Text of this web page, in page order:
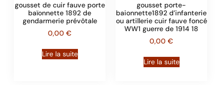
gousset de cuir fauve porte
baïonnette 1892 de
gendarmerie prévôtale
0,00 €
Lire la suite
gousset porte-
baionnette1892 d’infanterie
ou artillerie cuir fauve foncé
WW1 guerre de 1914 18
0,00 €
Lire la suite